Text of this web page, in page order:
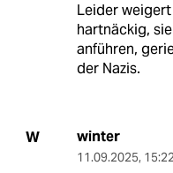
Leider
hartnäckig,
anführen,
der Nazis.
W winter
11.09.2025,